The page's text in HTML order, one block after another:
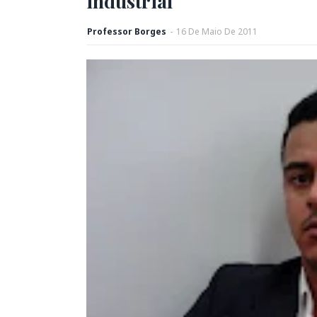
Professor Borges - 16 De Maio De 2011